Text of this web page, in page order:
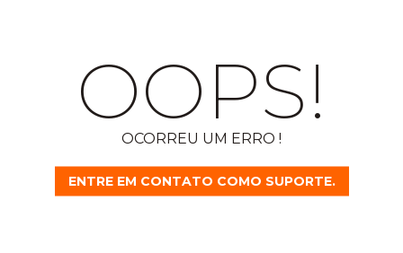
OOPS!
OCORREU UM ERRO !
ENTRE EM CONTATO COMO SUPORTE.